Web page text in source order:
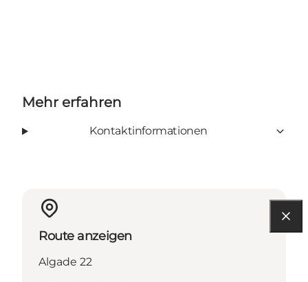
Mehr erfahren
Kontaktinformationen
Route anzeigen
Algade 22